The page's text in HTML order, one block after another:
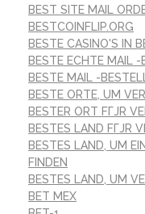
BEST SITE MAIL
BESTCOINFLIP.ORG
BESTE CASINO'S IN
BESTE ECHTE MAIL
BESTE MAIL -
BESTE ORTE, UM
BESTER ORT FГЈR
BESTES LAND FГЈR
BESTES LAND, UM
FINDEN
BESTES LAND, UM
BET MEX